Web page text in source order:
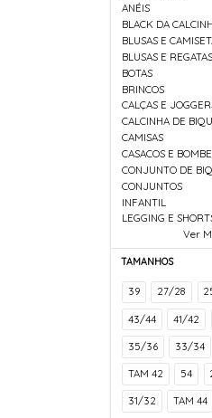
ANÉIS
BLACK DA
BLUSAS E
BLUSAS E
BOTAS
BRINCOS
CALÇAS E
CALCINHA DE
CAMISAS
CASACOS E
CONJUNTO DE
CONJUNTOS
INFANTIL
LEGGING E
Ver
TAMANHOS
39 27/28
43/44 41/42
35/36 33/34
TAM 42 54
31/32 TAM 44